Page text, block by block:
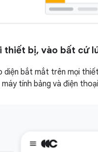
thiết bị, vào bất cứ
diện bắt mắt trên mọi
tính bảng và điện